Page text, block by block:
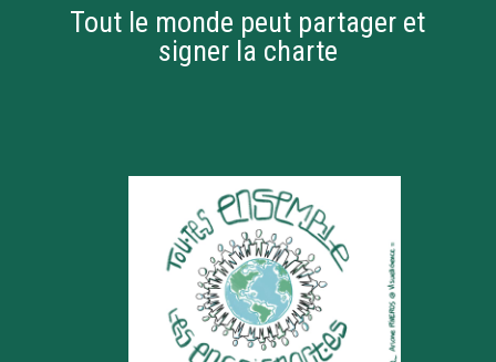
Tout le monde peut partager et
signer la charte